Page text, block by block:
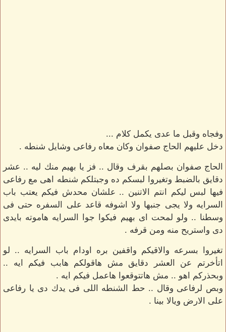
وفجاه وقبل ما عدى يكمل كلام ...
دخل عليهم الحاج صفوان وكان معاه رفاعى وشايل شنطه .
الحاج صفوان بصلهم بقرف وقال .. فز يا بهيم منك ليه .. عشر
دقايق بالضبط وتغيروا لبسكم ده وجبتلكم شنطه اهى مع رفاعى
فيها لبس ليكم انتم الاتنين .. علشان محدش فيكم يعتب باب
السرايه ولا يجى جنبها ولا اشوفه قاعد على السفره حتى فى
وسطنا .. ولو لمحت اى بهيم فيكوا جوا السرايه هاموته بايدى
دى واستريح منه ومن قرفه .
تغيروا بسرعه والاقيكم واقفين بره اودام باب السرايه .. لو
اتأخرتم عن العشر دقايق مش هاقولكم هابب فيكم ايه ..
وبحذركم اهو .. مش هاتتوقعوا هاعمل فيكم ايه .
وبص لرفاعى وقال .. حط الشنطه اللى فى يدك دى يا رفاعى
على الارض ويالا بينا .